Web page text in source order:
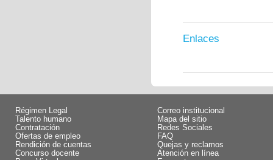
Enlaces
Régimen Legal
Talento humano
Contratación
Ofertas de empleo
Rendición de cuentas
Concurso docente
Correo institucional
Mapa del sitio
Redes Sociales
FAQ
Quejas y reclamos
Atención en línea